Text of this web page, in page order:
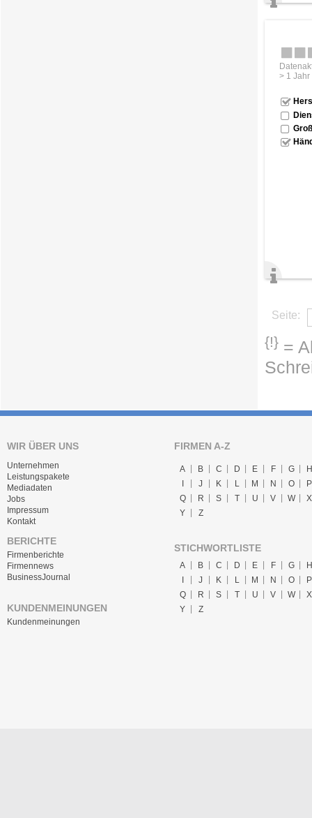
> 1 Jahr
Seite:
{!} =
WIR ÜBER UNS
Unternehmen
Leistungspakete
Mediadaten
Jobs
Impressum
Kontakt
BERICHTE
Firmenberichte
Firmennews
BusinessJournal
KUNDENMEINUNGEN
Kundenmeinungen
FIRMEN A-Z
A B C D E F G
H
I
J K L M N O
P
Q
R S T U V W
X
Y
Z
STICHWORTLISTE
A B C D E F G
H
J K L M N O
P
Q
R S T U V W
X
Y
Z